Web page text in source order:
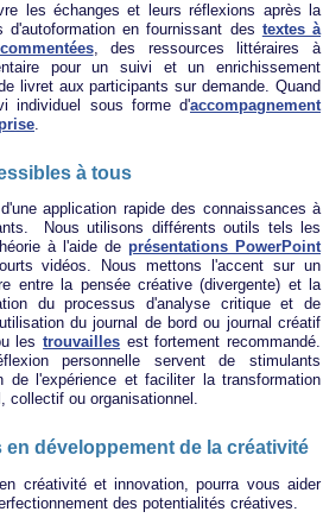
les échanges et leurs réflexions après la
en fournissant des textes à
, des ressources littéraires à
pour un suivi et un enrichissement
livret aux participants sur demande. Quand
individuel sous forme d'accompagnement
.
à tous
application rapide des connaissances à
Nous utilisons différents outils tels les
à l'aide de présentations PowerPoint
vidéos. Nous mettons l'accent sur un
entre la pensée créative (divergente) et la
du processus d'analyse critique et de
du journal de bord ou journal créatif
lestrouvailles est fortement recommandé.
personnelle servent de stimulants
de l'expérience et faciliter la transformation
collectif ou organisationnel.
développement de la créativité
créativité et innovation, pourra vous aider
des potentialités créatives.